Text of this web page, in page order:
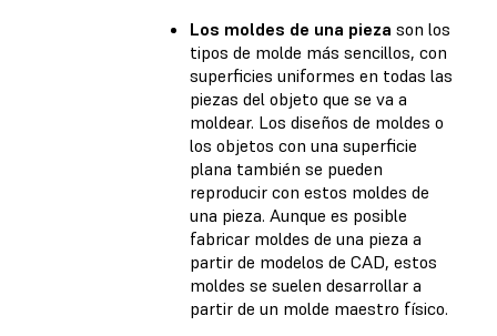
Los moldes de una pieza son los
tipos de molde más sencillos, con
superficies uniformes en todas las
piezas del objeto que se va a
moldear. Los diseños de moldes o
los objetos con una superficie
plana también se pueden
reproducir con estos moldes de
una pieza. Aunque es posible
fabricar moldes de una pieza a
partir de modelos de CAD, estos
moldes se suelen desarrollar a
partir de un molde maestro físico.